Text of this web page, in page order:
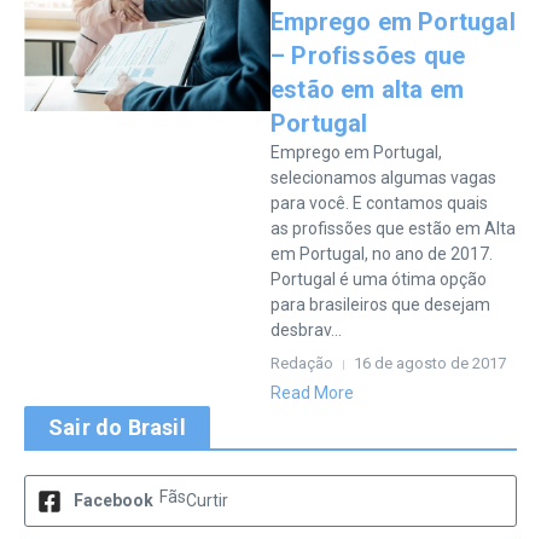
Emprego em Portugal
– Profissões que
estão em alta em
Portugal
Emprego em Portugal,
selecionamos algumas vagas
para você. E contamos quais
as profissões que estão em Alta
em Portugal, no ano de 2017.
Portugal é uma ótima opção
para brasileiros que desejam
desbrav...
Redação 16 de agosto de 2017
Read More
Sair do Brasil
Facebook FãsCurtir